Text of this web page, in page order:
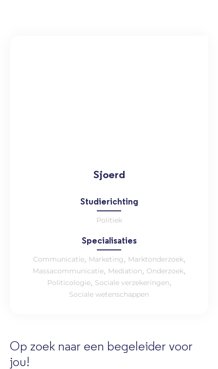
Sjoerd
Studierichting
Politiek
Specialisaties
Communicatie, Marketing , Marktonderzoek,
Massacommunicatie, Mediation, Onderzoek,
Politicologie, Sociale verzekeringen,
Sociale wetenschappen
Op zoek naar een begeleider voor
jou!